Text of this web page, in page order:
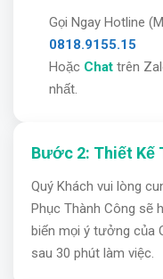
Gọi Ngay Hotline
0818.9155.15
Hoặc Chat trên
nhất.
Bước 2: Thiết Kế
Quý Khách vui lòng
Phục Thành Công sẽ
biến mọi ý tưởng của
sau 30 phút làm việc.